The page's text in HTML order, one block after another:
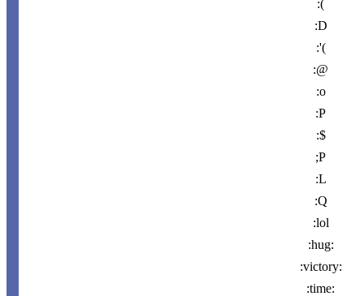
:(
:D
:'(
:@
:o
:P
:$
;P
:L
:Q
:lol
:hug:
:victory:
:time: